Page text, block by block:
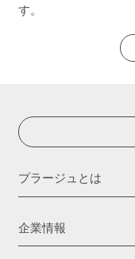
す。
プラージュとは
企業情報